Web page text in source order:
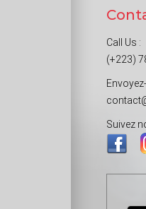
Call Us :
(+223)
Suivez